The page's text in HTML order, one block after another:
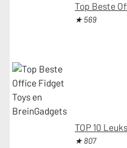
Top Beste
★ 569
TOP 10
★ 807